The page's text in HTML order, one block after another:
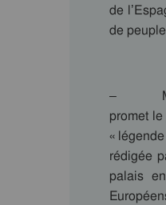
de
de
–
promet
«
rédigée
palais